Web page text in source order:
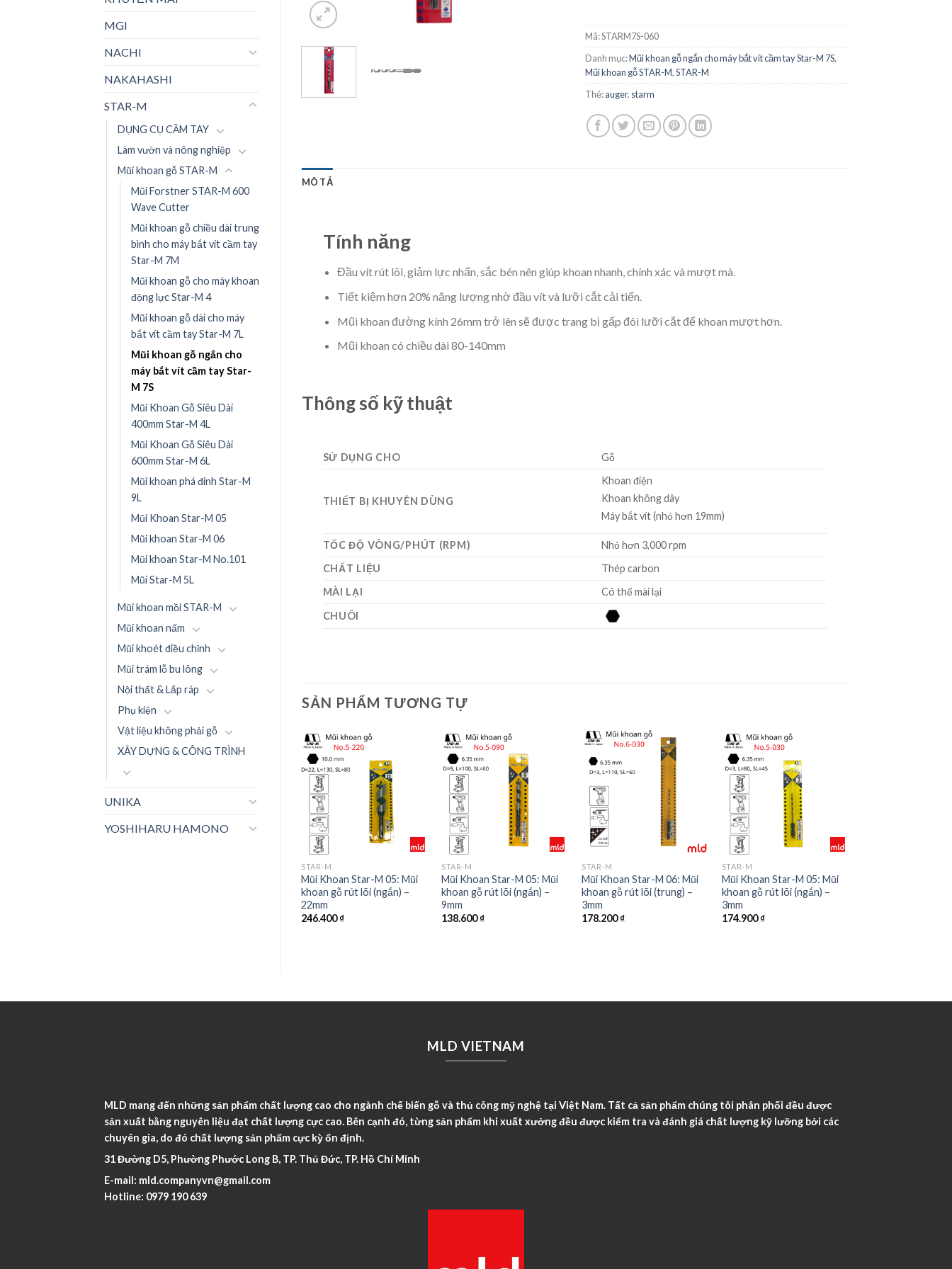
MGI
NACHI
NAKAHASHI
STAR-M
DỤNG CỤ CẦM TAY
Làm vườn và nông nghiệp
Mũi khoan gỗ STAR-M
Mũi Forstner STAR-M 600
Wave Cutter
Mũi khoan gỗ chiều dài trung
bình cho máy bắt vít cầm tay
Star-M 7M
Mũi khoan gỗ cho máy khoan
động lực Star-M 4
Mũi khoan gỗ dài cho máy
bắt vít cầm tay Star-M 7L
Mũi khoan gỗ ngắn cho
máy bắt vít cầm tay Star-
M 7S
Mũi Khoan Gỗ Siêu Dài
400mm Star-M 4L
Mũi Khoan Gỗ Siêu Dài
600mm Star-M 6L
Mũi khoan phá đinh Star-M
9L
Mũi Khoan Star-M 05
Mũi khoan Star-M 06
Mũi khoan Star-M No.101
Mũi Star-M 5L
Mũi khoan mồi STAR-M
Mũi khoan nấm
Mũi khoét điều chỉnh
Mũi trám lỗ bu lông
Nội thất & Lắp ráp
Phụ kiện
Vật liệu không phải gỗ
XÂY DỰNG & CÔNG TRÌNH
UNIKA
YOSHIHARU HAMONO
Mã:STARM7S-060
Danh mục:Mũi khoan gỗ ngắn cho máy bắt vít cầm tay Star-M 7S,
Mũi khoan gỗ STAR-M,STAR-M
Thẻ:auger, starm
MÔ TẢ
Tính năng
Đầu vít rút lõi, giảm lực nhấn, sắc bén nên giúp khoan nhanh, chính xác và mượt mà.
Tiết kiệm hơn 20% năng lượng nhờ đầu vít và lưỡi cắt cải tiến.
Mũi khoan đường kính 26mm trở lên sẽ được trang bị gấp đôi lưỡi cắt để khoan mượt hơn.
Mũi khoan có chiều dài 80-140mm
Thông số kỹ thuật
SỬ DỤNG CHO Gỗ
THIẾT BỊ KHUYÊN DÙNG
Khoan điện
Khoan không dây
Máy bắt vít (nhỏ hơn 19mm)
TỐC ĐỘ VÒNG/PHÚT (RPM)
Nhỏ hơn 3,000 rpm
CHẤT LIỆU
Thép carbon
MÀI LẠI
Có thể mài lại
CHUÔI
SẢN PHẨM TƯƠNG TỰ
STAR-M
Mũi Khoan Star-M 05: Mũi
khoan gỗ rút lõi (ngắn) –
22mm
246.400₫
STAR-M
Mũi Khoan Star-M 05: Mũi
khoan gỗ rút lõi (ngắn) –
9mm
138.600₫
STAR-M
Mũi Khoan Star-M 06: Mũi
khoan gỗ rút lõi (trung) –
3mm
178.200₫
STAR-M
Mũi Khoan Star-M 05: Mũi
khoan gỗ rút lõi (ngắn) –
3mm
174.900₫
MLD VIETNAM
MLD mang đến những sản phẩm chất lượng cao cho ngành chế biến gỗ và thủ công mỹ nghệ tại Việt Nam. Tất cả sản phẩm chúng tôi phân phối đều được
sản xuất bằng nguyên liệu đạt chất lượng cực cao. Bên cạnh đó, từng sản phẩm khi xuất xưởng đều được kiểm tra và đánh giá chất lượng kỹ lưỡng bởi các
chuyên gia, do đó chất lượng sản phẩm cực kỳ ổn định.
31 Đường D5, Phường Phước Long B, TP. Thủ Đức, TP. Hồ Chí Minh
E-mail: mld.companyvn@gmail.com
Hotline: 0979 190 639